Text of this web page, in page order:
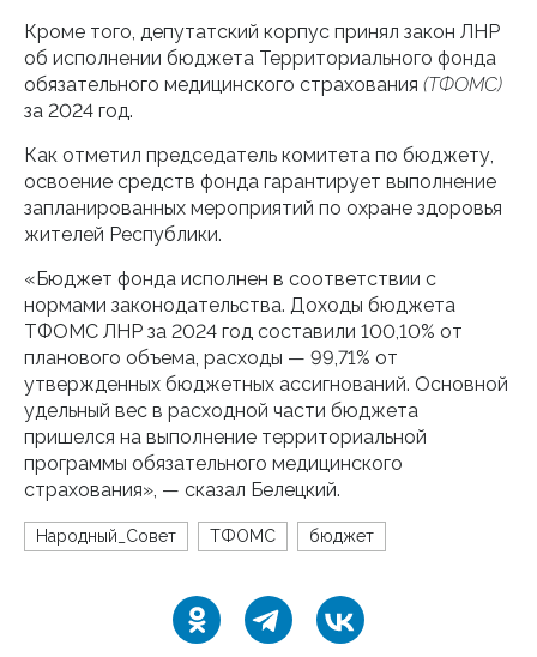
Кроме того, депутатский корпус принял закон ЛНР
об исполнении бюджета Территориального фонда
обязательного медицинского страхования (ТФОМС)
за 2024 год.
Как отметил председатель комитета по бюджету,
освоение средств фонда гарантирует выполнение
запланированных мероприятий по охране здоровья
жителей Республики.
«Бюджет фонда исполнен в соответствии с
нормами законодательства. Доходы бюджета
ТФОМС ЛНР за 2024 год составили 100,10% от
планового объема, расходы — 99,71% от
утвержденных бюджетных ассигнований. Основной
удельный вес в расходной части бюджета
пришелся на выполнение территориальной
программы обязательного медицинского
страхования», — сказал Белецкий.
Народный_Совет ТФОМС бюджет